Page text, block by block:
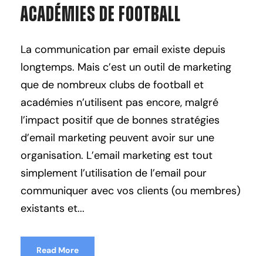
Académies de Football
La communication par email existe depuis
longtemps. Mais c’est un outil de marketing
que de nombreux clubs de football et
académies n’utilisent pas encore, malgré
l’impact positif que de bonnes stratégies
d’email marketing peuvent avoir sur une
organisation. L’email marketing est tout
simplement l’utilisation de l’email pour
communiquer avec vos clients (ou membres)
existants et...
Read More